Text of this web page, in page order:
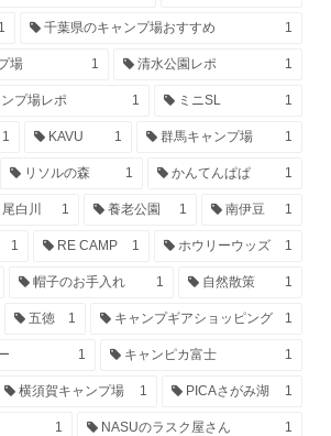
1 千葉県のキャンプ場おすすめ 1
場 1 清水公園レポ 1
プ場レポ 1 ミニSL 1
1 KAVU 1 群馬キャンプ場 1
リソルの森 1 かんてんぱぱ 1
白川 1 養老公園 1 南伊豆 1
1 RE CAMP 1 ホウリーウッズ 1
帽子のお手入れ 1 自然散策 1
五徳 1 キャンプギアショッピング 1
1 キャンピカ富士 1
横須賀キャンプ場 1 PICAさがみ湖 1
1 NASUのラスク屋さん 1